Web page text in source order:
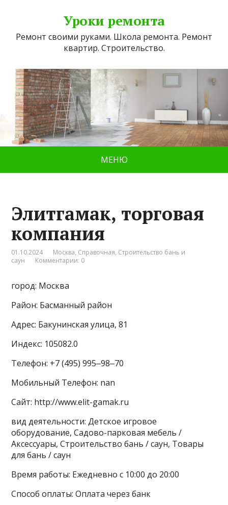
Уроки ремонта
Ремонт своими руками. Школа ремонта. Ремонт
квартир. Строительство.
МЕНЮ
Элитгамак, торговая
компания
01.10.2024 Москва, Справочная, Строительство бань и
саун
Комментарии: 0
город: Москва
Район: Басманный район
Адрес: Бакунинская улица, 81
Индекс: 105082.0
Телефон: +7 (495) 995‒98‒70
Мобильный Телефон: nan
Сайт: http://www.elit-gamak.ru
вид деятельности: Детское игровое
оборудование, Садово-парковая мебель /
Аксессуары, Строительство бань / саун, Товары
для бань / саун
Время работы: Ежедневно с 10:00 до 20:00
Способ оплаты: Оплата через банк